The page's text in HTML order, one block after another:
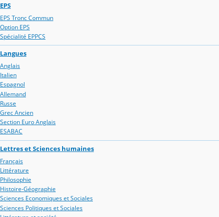
EPS
EPS Tronc Commun
Option EPS
Spécialité EPPCS
Langues
Anglais
Italien
Espagnol
Allemand
Russe
Grec Ancien
Section Euro Anglais
ESABAC
Lettres et Sciences humaines
Français
Littérature
Philosophie
Histoire-Géographie
Sciences Economiques et Sociales
Sciences Politiques et Sociales